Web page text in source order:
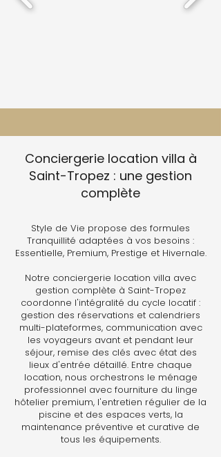
Conciergerie location villa à
Saint-Tropez : une gestion
complète
Style de Vie propose des formules
Tranquillité adaptées à vos besoins :
Essentielle, Premium, Prestige et Hivernale.
Notre conciergerie location villa avec
gestion complète à Saint-Tropez
coordonne l'intégralité du cycle locatif :
gestion des réservations et calendriers
multi-plateformes, communication avec
les voyageurs avant et pendant leur
séjour, remise des clés avec état des
lieux d'entrée détaillé. Entre chaque
location, nous orchestrons le ménage
professionnel avec fourniture du linge
hôtelier premium, l'entretien régulier de la
piscine et des espaces verts, la
maintenance préventive et curative de
tous les équipements.